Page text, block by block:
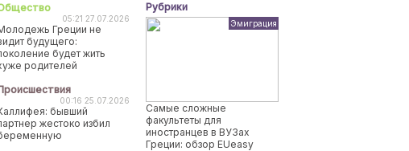
05:21 27.07.2026
Греции не
будущего:
будет жить
родителей
00:16 25.07.2026
бывший
жестоко избил
Рубрики
Эмиграция
Самые сложные
факультеты для
иностранцев в ВУЗах
Греции: обзор EUeasy